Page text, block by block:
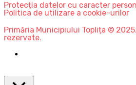
Protecția datelor cu caracter
Politica de utilizare a cookie-urilor
Primăria Municipiului Toplița ©
rezervate.